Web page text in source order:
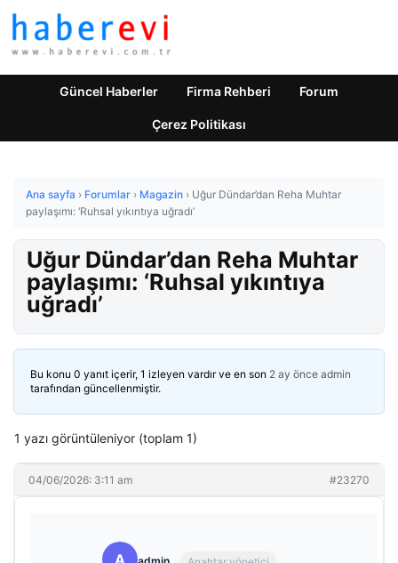
Güncel Haberler Firma Rehberi Forum
Çerez Politikası
Ana sayfa › Forumlar › Magazin › Uğur Dündar’dan Reha Muhtar
paylaşımı: ‘Ruhsal yıkıntıya uğradı’
Uğur Dündar’dan Reha Muhtar
paylaşımı: ‘Ruhsal yıkıntıya
uğradı’
Bu konu 0 yanıt içerir, 1 izleyen vardır ve en son 2 ay önce admin
tarafından güncellenmiştir.
1 yazı görüntüleniyor (toplam 1)
04/06/2026: 3:11 am #23270
A